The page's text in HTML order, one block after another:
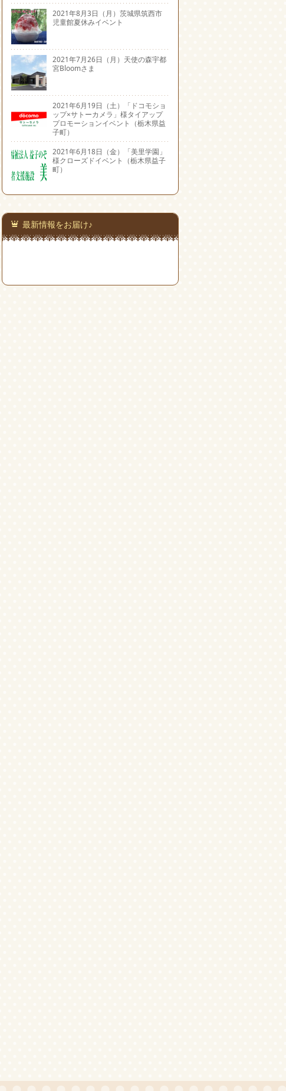
2021年8月3日（月）茨城県筑西市
児童館夏休みイベント
2021年7月26日（月）天使の森宇都
宮Bloomさま
2021年6月19日（土）「ドコモショ
ップ×サトーカメラ」様タイアップ
プロモーションイベント（栃木県益
子町）
2021年6月18日（金）「美里学園」
様クローズドイベント（栃木県益子
町）
最新情報をお届け♪